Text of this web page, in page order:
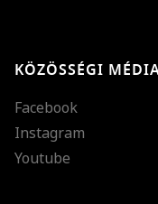
KÖZÖSSÉGI
Facebook
Instagram
Youtube